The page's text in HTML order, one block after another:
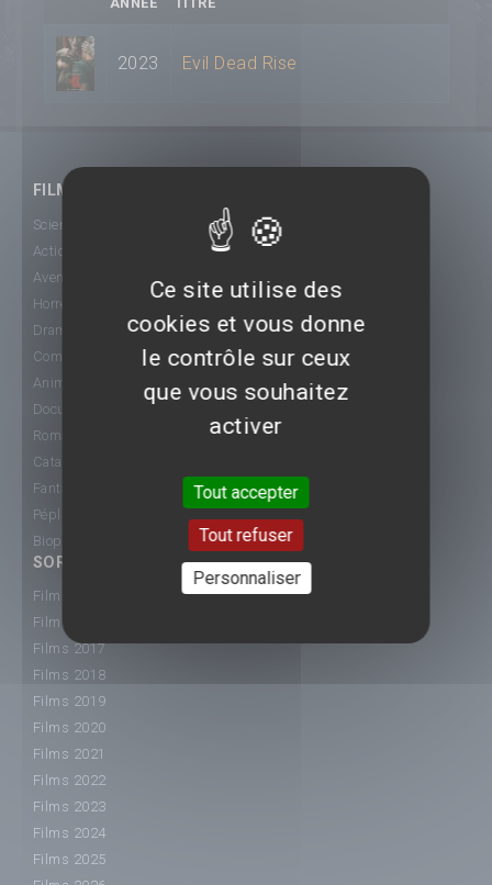
2023 Evil Dead Rise
FILMS
Science-Fiction
Action
Aventure
Horreur
Drame
Comédie
Animation
Documentaire
Romance
Catastrophe
Fantastique
Péplum
Biopic
SORTIE CINÉ
Films 2015
Films 2016
Films 2017
Films 2018
Films 2019
Films 2020
Films 2021
Films 2022
Films 2023
Films 2024
Films 2025
Ce site utilise des
cookies et vous donne
le contrôle sur ceux
que vous souhaitez
activer
Tout accepter
Tout refuser
Personnaliser